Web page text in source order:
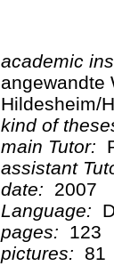
academic
angewandte
Hildesheim/
kind of
main Tutor:
assistant
date:
2007
Language:
pages:
123
pictures:
81